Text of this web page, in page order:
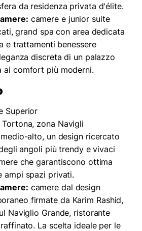
da residenza privata d'élite.
camere e junior suite
grand spa con area dedicata
e trattamenti benessere
discreta di un palazzo
ai comfort più moderni.
Superior
Tortona, zona Navigli
medio-alto, un design ricercato
angoli più trendy e vivaci
che garantiscono ottima
ampi spazi privati.
camere dal design
firmate da Karim Rashid,
Naviglio Grande, ristorante
La scelta ideale per le